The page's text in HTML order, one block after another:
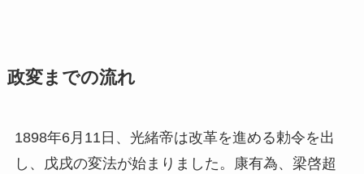
政変までの流れ
1898年6月11日、光緒帝は改革を進める勅令を出
し、戊戌の変法が始まりました。康有為、梁啓超